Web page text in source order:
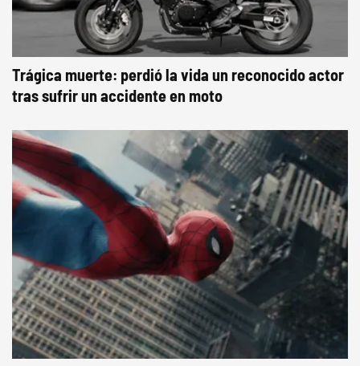
Trágica muerte: perdió la vida un reconocido actor
tras sufrir un accidente en moto